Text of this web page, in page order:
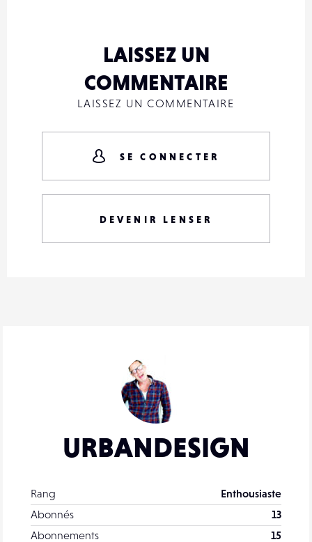
URBANDESIGN
Rang
Enthousiaste
Abonnés
13
Abonnements
15
LAISSEZ UN
COMMENTAIRE
LAISSEZ UN COMMENTAIRE
SE CONNECTER
DEVENIR LENSER